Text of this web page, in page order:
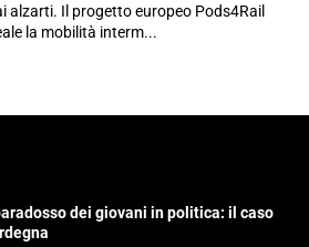
alzarti. Il progetto europeo Pods4Rail
la mobilità interm...
dei giovani in politica: il caso